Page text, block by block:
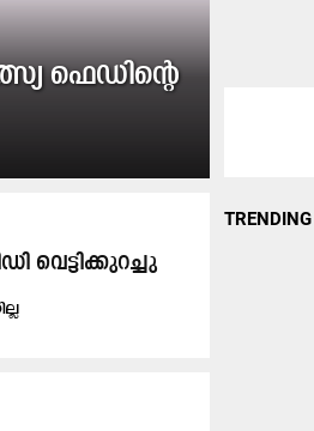
ഫെഡിന്റെ
വെ​ട്ടി​ക്കു​റ​ച്ചു
TRENDING